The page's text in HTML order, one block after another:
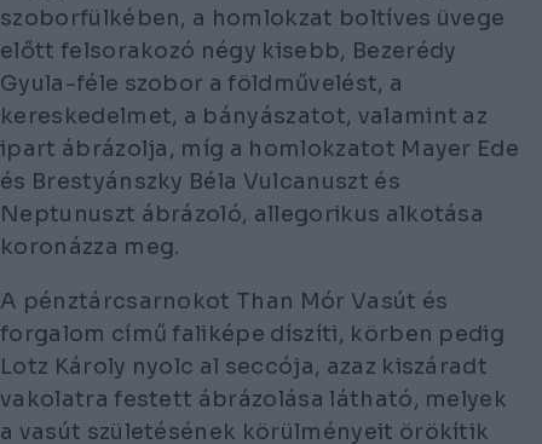
szoborfülkében, a homlokzat boltíves üvege
előtt felsorakozó négy kisebb, Bezerédy
Gyula-féle szobor a földművelést, a
kereskedelmet, a bányászatot, valamint az
ipart ábrázolja, míg a homlokzatot Mayer Ede
és Brestyánszky Béla Vulcanuszt és
Neptunuszt ábrázoló, allegorikus alkotása
koronázza meg.
A pénztárcsarnokot Than Mór Vasút és
forgalom című faliképe díszíti, körben pedig
Lotz Károly nyolc al seccója, azaz kiszáradt
vakolatra festett ábrázolása látható, melyek
a vasút születésének körülményeit örökítik